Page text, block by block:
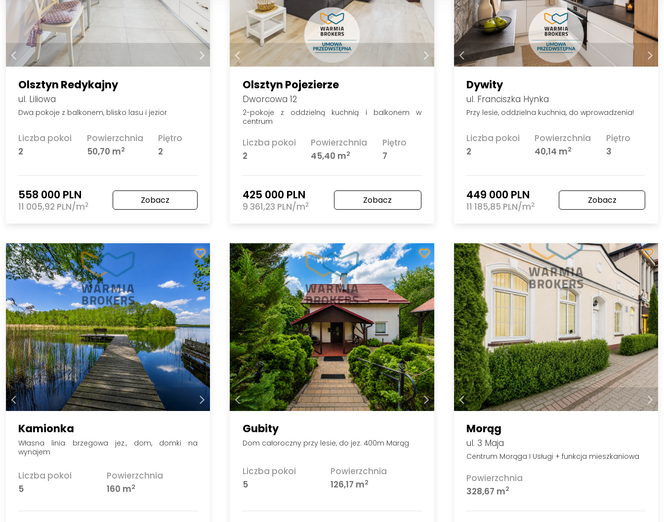
Olsztyn Redykajny
ul. Liliowa
Dwa pokoje z balkonem, blisko lasu i jezior
Liczba pokoi
2
Powierzchnia
50,70 m2
Piętro
2
558 000 PLN
11 005,92 PLN/m2 Zobacz
Olsztyn Pojezierze
Dworcowa 12
2-pokoje z oddzielną kuchnią i balkonem w
centrum
Liczba pokoi
2
Powierzchnia
45,40 m2
Piętro
7
425 000 PLN
9 361,23 PLN/m2 Zobacz
Dywity
ul. Franciszka Hynka
Przy lesie, oddzielna kuchnia, do wprowadzenia!
Liczba pokoi
2
Powierzchnia
40,14 m2
Piętro
3
449 000 PLN
11 185,85 PLN/m2 Zobacz
Kamionka
Własna linia brzegowa jez., dom, domki na
wynajem
Liczba pokoi
5
Powierzchnia
160 m2
Gubity
Dom całoroczny przy lesie, do jez. 400m Marąg
Liczba pokoi
5
Powierzchnia
126,17 m2
Morąg
ul. 3 Maja
Centrum Morąga I Usługi + funkcja mieszkaniowa
Powierzchnia
328,67 m2